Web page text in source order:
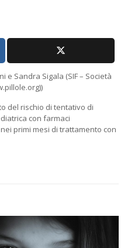
e Sandra Sigala (SIF – Società
del rischio di tentativo di
con farmaci
primi mesi di trattamento con